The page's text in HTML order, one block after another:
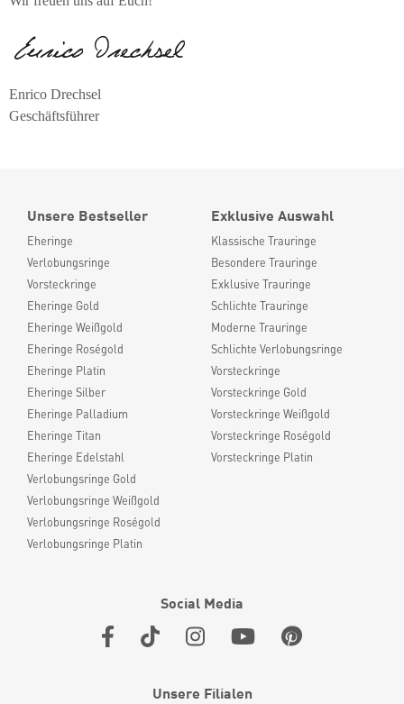
Enrico Drechsel
Geschäftsführer
Unsere Bestseller
Eheringe
Verlobungsringe
Vorsteckringe
Eheringe Gold
Eheringe Weißgold
Eheringe Roségold
Eheringe Platin
Eheringe Silber
Eheringe Palladium
Eheringe Titan
Eheringe Edelstahl
Verlobungsringe Gold
Verlobungsringe Weißgold
Verlobungsringe Roségold
Verlobungsringe Platin
Exklusive Auswahl
Klassische Trauringe
Besondere Trauringe
Exklusive Trauringe
Schlichte Trauringe
Moderne Trauringe
Schlichte Verlobungsringe
Vorsteckringe
Vorsteckringe Gold
Vorsteckringe Weißgold
Vorsteckringe Roségold
Vorsteckringe Platin
Social Media
Unsere Filialen